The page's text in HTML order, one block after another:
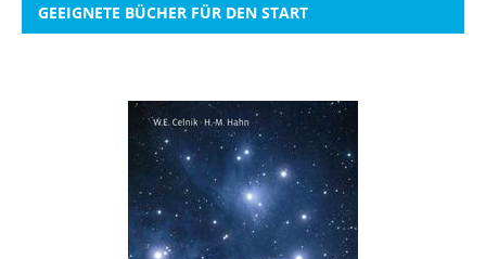
GEEIGNETE BÜCHER FÜR DEN START